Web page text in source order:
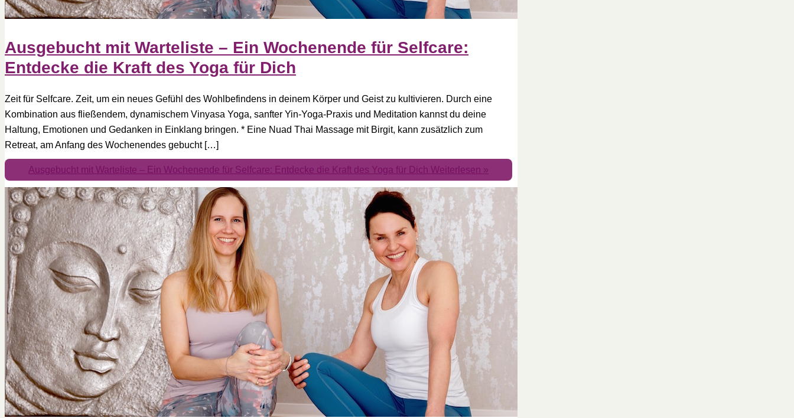
Ausgebucht mit Warteliste – Ein Wochenende für Selfcare:
Entdecke die Kraft des Yoga für Dich
Zeit für Selfcare. Zeit, um ein neues Gefühl des Wohlbefindens in deinem Körper und Geist zu kultivieren. Durch eine
Kombination aus fließendem, dynamischem Vinyasa Yoga, sanfter Yin-Yoga-Praxis und Meditation kannst du deine
Haltung, Emotionen und Gedanken in Einklang bringen. * Eine Nuad Thai Massage mit Birgit, kann zusätzlich zum
Retreat, am Anfang des Wochenendes gebucht […]
Ausgebucht mit Warteliste – Ein Wochenende für Selfcare: Entdecke die Kraft des Yoga für Dich Weiterlesen »